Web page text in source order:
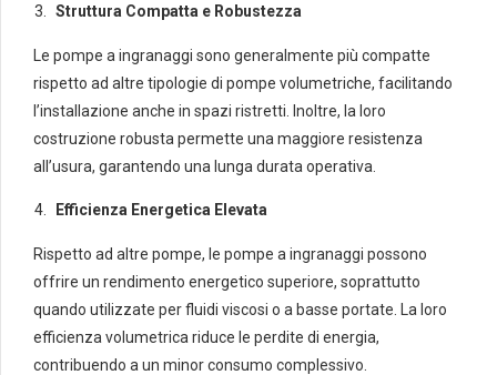
Struttura Compatta e Robustezza
Le pompe a ingranaggi sono generalmente più compatte
rispetto ad altre tipologie di pompe volumetriche, facilitando
l’installazione anche in spazi ristretti. Inoltre, la loro
costruzione robusta permette una maggiore resistenza
all’usura, garantendo una lunga durata operativa.
Efficienza Energetica Elevata
Rispetto ad altre pompe, le pompe a ingranaggi possono
offrire un rendimento energetico superiore, soprattutto
quando utilizzate per fluidi viscosi o a basse portate. La loro
efficienza volumetrica riduce le perdite di energia,
contribuendo a un minor consumo complessivo.